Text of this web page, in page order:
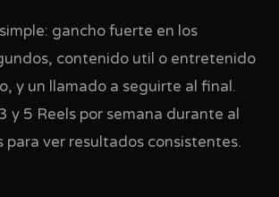
gancho fuerte en los
contenido util o entretenido
y un llamado a seguirte al final.
y 5 Reels por semana durante al
para ver resultados consistentes.